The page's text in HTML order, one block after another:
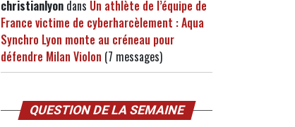
christianlyon dans Un athlète de l’équipe de
France victime de cyberharcèlement : Aqua
Synchro Lyon monte au créneau pour
défendre Milan Violon (7 messages)
QUESTION DE LA SEMAINE